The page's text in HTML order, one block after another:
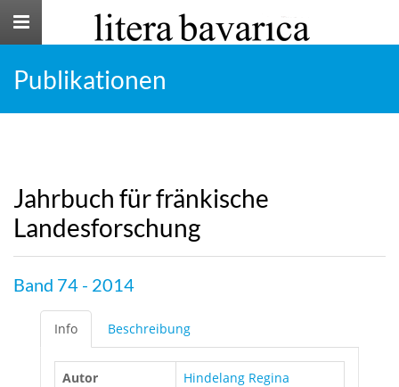
Toggle
Publikationen
Jahrbuch für fränkische
Landesforschung
Band 74 - 2014
Info Beschreibung
Autor
Hindelang Regina